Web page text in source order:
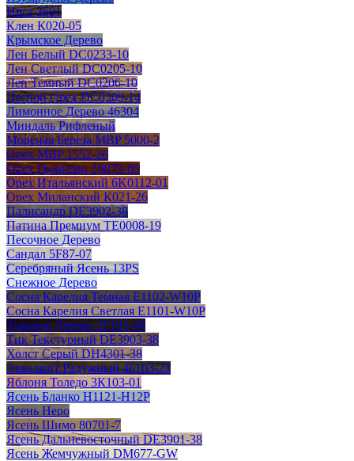
Ирга 2601
Клен К020-05
Крымское Дерево
Лен Белый DC0233-10
Лен Светлый DC0205-10
Лен Темный DC0206-10
Лесной Орех DC0309-14
Лимонное Дерево 46304
Миндаль Рифленый
Мореная Береза MBP 5000-2
Орех MBP 1552-26
Орех Гварнери 2S079-05
Орех Итальянский 6K0112-01
Орех Миланский К021-26
Палисандр DE3902-38
Патина Премиум TE0008-19
Песочное Дерево
Сандал 5F87-07
Серебряный Ясень 13PS
Снежное Дерево
Сосна Карелия Темная E1102-W10P
Сосна Карелия Светлая E1101-W10P
Тиковое Дерево 2F101-08
Тик Текстурный DE3903-38
Холст Серый DH4301-38
Эвкалипт Радужный 46103-23
Яблоня Толедо 3К103-01
Ясень Бланко H1121-H12P
Ясень Неро
Ясень Шимо 80701-7
Ясень Дальневосточный DE3901-38
Ясень Жемчужный DM677-GW